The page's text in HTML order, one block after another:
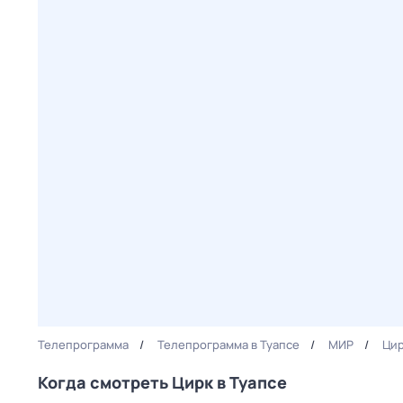
Телепрограмма Телепрограмма в Туапсе МИР
Когда смотреть Цирк в Туапсе